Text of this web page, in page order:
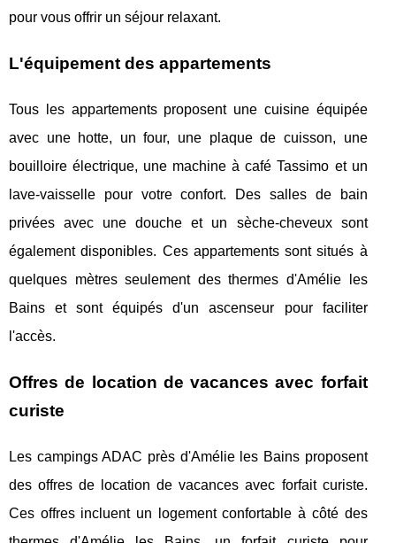
pour vous offrir un séjour relaxant.
L'équipement des appartements
Tous les appartements proposent une cuisine équipée
avec une hotte, un four, une plaque de cuisson, une
bouilloire électrique, une machine à café Tassimo et un
lave-vaisselle pour votre confort. Des salles de bain
privées avec une douche et un sèche-cheveux sont
également disponibles. Ces appartements sont situés à
quelques mètres seulement des thermes d'Amélie les
Bains et sont équipés d'un ascenseur pour faciliter
l'accès.
Offres de location de vacances avec forfait
curiste
Les campings ADAC près d'Amélie les Bains proposent
des offres de location de vacances avec forfait curiste.
Ces offres incluent un logement confortable à côté des